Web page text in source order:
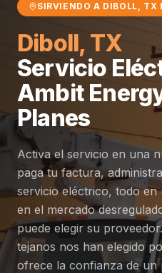
SIRVIENDO A DIBOLL, TX
Diboll, TX
Servicio
Ambit
Planes
Activa el servicio en una
paga tu factura,
servicio eléctrico, todo en
en el mercado
puede elegir su
tejanos nos han elegido
ofrece la confianza de un